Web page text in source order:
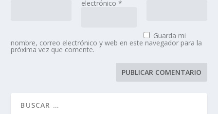
electrónico *
Guarda mi
nombre, correo electrónico y web en este navegador para la
próxima vez que comente.